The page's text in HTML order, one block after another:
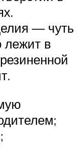
— чуть
лежит в